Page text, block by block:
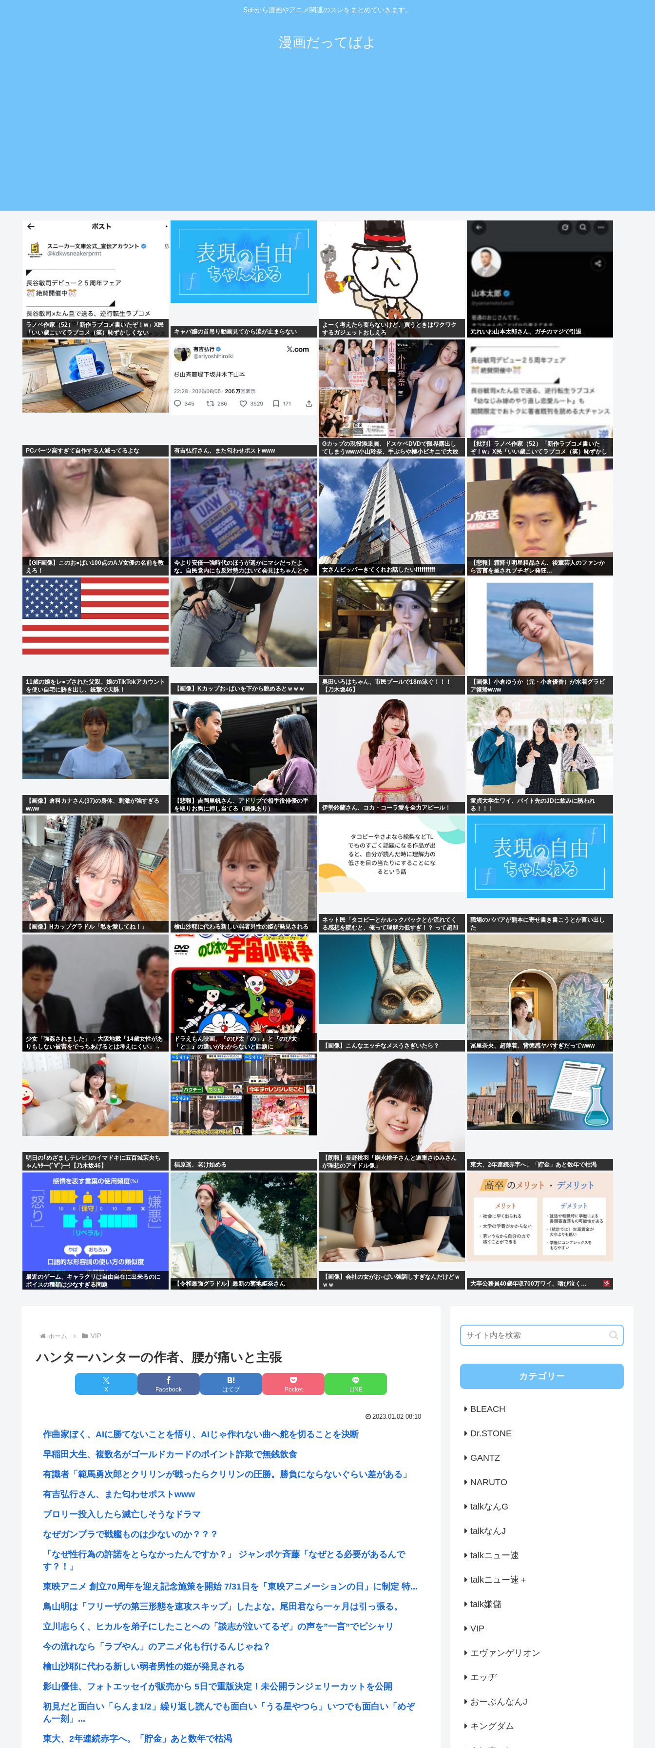
5chから漫画やアニメ関連のスレをまとめていきます。
漫画だってばよ
ラノベ作家（52）「新作ラブコメ書いたぞ！w」X民
「いい歳こいてラブコメ（笑）恥ずかしくない
の？」
キャバ嬢の首吊り動画見てから涙が止まらない
よーく考えたら要らないけど、買うときはワクワク
するガジェットおしえろ
元れいわ山本太郎さん、ガチのマジで引退
PCパーツ高すぎて自作する人減ってるよな 有吉弘行さん、また匂わせポストwww
Gカップの現役添乗員、ドスケベDVDで限界露出し
てしまうwww小山玲奈、手ぶらや極小ビキニで大放
出！！新作「聖なる山」の動画＆画像まとめ！
【批判】ラノベ作家（52）「新作ラブコメ書いた
ぞ！w」X民「いい歳こいてラブコメ（笑）恥ずかし
くないの？」←やめたれwと話題に
【GIF画像】このお●ぱい100点のA.V女優の名前を教
えろ！
今より安倍一強時代のほうが遥かにマシだったよ
な。自民党内にも反対勢力はいて会見はちゃんとや
り国会にも出席、僅かに常識もあった
女さんビッパーきてくれお話したい❗❗❗❗❗❗❗❗❗❗
【悲報】霜降り明星粗品さん、後輩芸人のファンか
ら苦言を呈されブチギレ発狂…
11歳の娘をレ●プされた父親。娘のTikTokアカウント
を使い自宅に誘き出し、銃撃で天誅！
【画像】Kカップお○ぱいを下から眺めるとｗｗｗ
奥田いろはちゃん、市民プールで18m泳ぐ！！！
【乃木坂46】
【画像】小倉ゆうか（元・小倉優香）が水着グラビ
ア復帰www
【画像】倉科カナさん(37)の身体、刺激が強すぎる
www
【悲報】吉岡里帆さん、アドリブで相手役俳優の手
を取りお胸に押し当てる（画像あり）
伊勢鈴蘭さん、コカ・コーラ愛を全力アピール！
童貞大学生ワイ、バイト先のJDに飲みに誘われ
る！！！
【画像】Hカップグラドル「私を愛してね！」 檜山沙耶に代わる新しい弱者男性の姫が発見される
ネット民「タコピーとかルックバックとか流れてく
る感想を読むと、俺って理解力低すぎ！？ って超凹
む。つらい」
職場のババアが熊本に寄せ書き書こうとか言い出し
た
少女「強姦されました」→ 大阪地裁「14歳女性があ
りもしない被害をでっちあげるとは考えにくい」→
懲役12年→元少女「嘘でしたw」
ドラえもん映画、『のび太「の」』と『のび太
「と」』の違いがわからないと話題に
【画像】こんなエッチなメスうさぎいたら？ 冨里奈央、超薄着。背徳感ヤバすぎだってwww
明日の｢めざましテレビ｣のイマドキに五百城茉央ち
ゃんｷﾀ━(ﾟ∀ﾟ)━!【乃木坂46】
福原遥、老け始める
【朗報】長野桃羽「嗣永桃子さんと道重さゆみさん
が理想のアイドル像」
東大、2年連続赤字へ。「貯金」あと数年で枯渇
最近のゲーム、キャラクリは自由自在に出来るのに
ボイスの種類は少なすぎる問題
【令和最強グラドル】最新の菊地姫奈さん
【画像】会社の女がお○ぱい強調しすぎなんだけどｗ
ｗｗ
大卒公務員40歳年収700万ワイ、咽び泣く…
ホーム VIP
ハンターハンターの作者、腰が痛いと主張
X Facebook はてブ Pocket LINE
2023.01.02 08:10
作曲家ぼく、AIに勝てないことを悟り、AIじゃ作れない曲へ舵を切ることを決断
早稲田大生、複数名がゴールドカードのポイント詐欺で無銭飲食
有識者「範馬勇次郎とクリリンが戦ったらクリリンの圧勝。勝負にならないぐらい差がある」
有吉弘行さん、また匂わせポストwww
ブロリー投入したら滅亡しそうなドラマ
なぜガンプラで戦艦ものは少ないのか？？？
「なぜ性行為の許諾をとらなかったんですか？」 ジャンポケ斉藤「なぜとる必要があるんで
す？！」
東映アニメ 創立70周年を迎え記念施策を開始 7/31日を「東映アニメーションの日」に制定 特...
鳥山明は「フリーザの第三形態を速攻スキップ」したよな。尾田君なら一ヶ月は引っ張る。
立川志らく、ヒカルを弟子にしたことへの「談志が泣いてるぞ」の声を”一言”でピシャリ
今の流れなら「ラブやん」のアニメ化も行けるんじゃね？
檜山沙耶に代わる新しい弱者男性の姫が発見される
影山優佳、フォトエッセイが販売から 5日で重版決定！未公開ランジェリーカットを公開
初見だと面白い「らんま1/2」繰り返し読んでも面白い「うる星やつら」いつでも面白い「めぞ
ん一刻」...
東大、2年連続赤字へ。「貯金」あと数年で枯渇
カテゴリー
BLEACH
Dr.STONE
GANTZ
NARUTO
talkなんG
talkなんJ
talkニュー速
talkニュー速＋
talk嫌儲
VIP
エヴァンゲリオン
エッヂ
おーぷんなんJ
キングダム